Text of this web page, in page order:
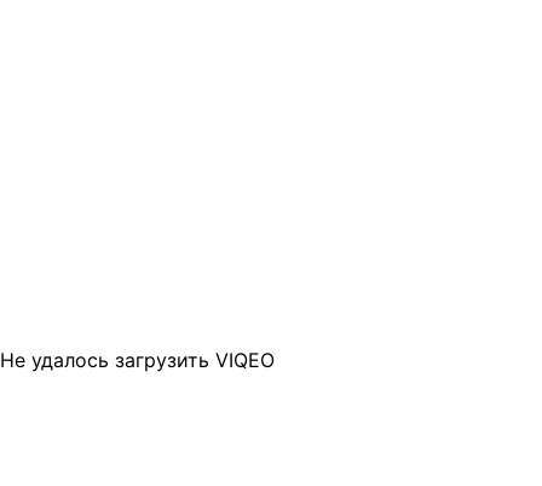
Не удалось загрузить VIQEO